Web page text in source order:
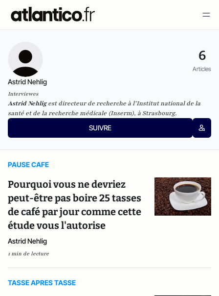
6
Articles
Astrid Nehlig
Interviewes
Astrid Nehligest directeur derecherche à l’Institut national de la
santé et de la recherche médicale (Inserm), à Strasbourg.
SUIVRE
PAUSE CAFE
Pourquoi vous ne devriez
peut-être pas boire 25 tasses
de café par jour comme cette
étude vous l'autorise
Astrid Nehlig
1 min de lecture
TASSE APRES TASSE